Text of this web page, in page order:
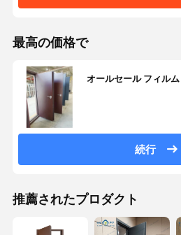
最高の価格で
オールセール フィル
続行
推薦されたプロダクト